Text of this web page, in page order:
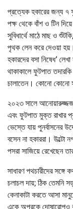
প্রত্যেক হকারের জন্য ৭
পক্ষ থেকে বাঁশ ও টিন
সুবিধার্থে মাঠে মাছ ও
পৃথক লেন করে দেওয়া
হকারদের বসা নিষেধ’
থাকাকালে ফুটপাত
চালাতেন। কোনো কোনো
২০২৩ সালে
এবং ফুটপাত মুক্ত রাখার
ভেস্তে যায় পুনর্বাসনের
বসেন না হকাররা। উল্টো
পসরা সাজিয়ে রেখেছেন
সাধারণ পথচারীদের সঙ্গে
চলাচল দায়; ঠিক তেমনি
কেনাকাটা করতে আসা
একে অপরকে